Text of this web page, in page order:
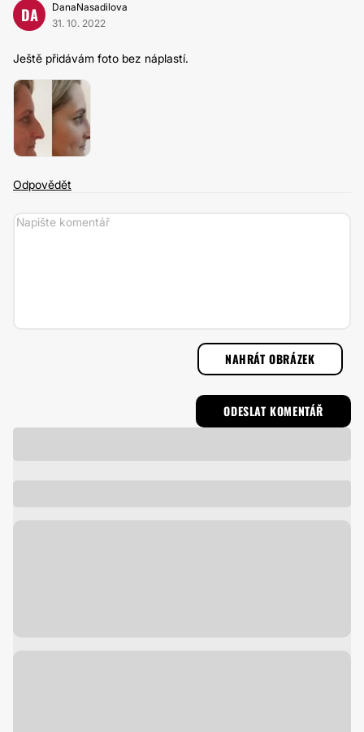
DA
DanaNasadilova
31. 10. 2022
Ještě přidávám foto bez náplastí.
Odpovědět
NAHRÁT OBRÁZEK